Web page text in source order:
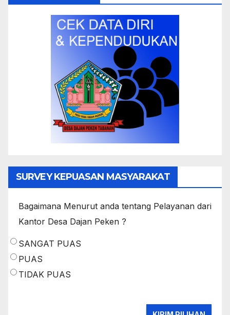
SURVEY KEPUASAN MASYARAKAT
Bagaimana Menurut anda tentang Pelayanan dari
Kantor Desa Dajan Peken ?
SANGAT PUAS
PUAS
TIDAK PUAS